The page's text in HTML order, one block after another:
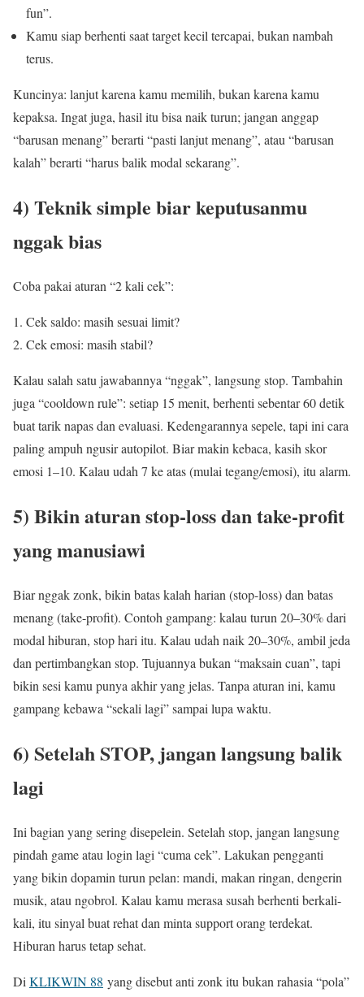
fun”.
Kamu siap berhenti saat target kecil tercapai, bukan nambah
terus.
Kuncinya: lanjut karena kamu memilih, bukan karena kamu
kepaksa. Ingat juga, hasil itu bisa naik turun; jangan anggap
“barusan menang” berarti “pasti lanjut menang”, atau “barusan
kalah” berarti “harus balik modal sekarang”.
4) Teknik simple biar keputusanmu
nggak bias
Coba pakai aturan “2 kali cek”:
Cek saldo: masih sesuai limit?
Cek emosi: masih stabil?
Kalau salah satu jawabannya “nggak”, langsung stop. Tambahin
juga “cooldown rule”: setiap 15 menit, berhenti sebentar 60 detik
buat tarik napas dan evaluasi. Kedengarannya sepele, tapi ini cara
paling ampuh ngusir autopilot. Biar makin kebaca, kasih skor
emosi 1–10. Kalau udah 7 ke atas (mulai tegang/emosi), itu alarm.
5) Bikin aturan stop-loss dan take-profit
yang manusiawi
Biar nggak zonk, bikin batas kalah harian (stop-loss) dan batas
menang (take-profit). Contoh gampang: kalau turun 20–30% dari
modal hiburan, stop hari itu. Kalau udah naik 20–30%, ambil jeda
dan pertimbangkan stop. Tujuannya bukan “maksain cuan”, tapi
bikin sesi kamu punya akhir yang jelas. Tanpa aturan ini, kamu
gampang kebawa “sekali lagi” sampai lupa waktu.
6) Setelah STOP, jangan langsung balik
lagi
Ini bagian yang sering disepelein. Setelah stop, jangan langsung
pindah game atau login lagi “cuma cek”. Lakukan pengganti
yang bikin dopamin turun pelan: mandi, makan ringan, dengerin
musik, atau ngobrol. Kalau kamu merasa susah berhenti berkali-
kali, itu sinyal buat rehat dan minta support orang terdekat.
Hiburan harus tetap sehat.
Di KLIKWIN 88 yang disebut anti zonk itu bukan rahasia “pola”